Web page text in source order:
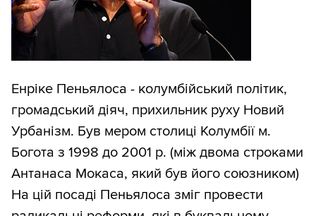
Енріке Пеньялоса - колумбійський політик,
громадський діяч, прихильник руху Новий
Урбанізм. Був мером столиці Колумбії м.
Богота з 1998 до 2001 р. (між двома строками
Антанаса Мокаса, який був його союзником)
На цій посаді Пеньялоса зміг провести